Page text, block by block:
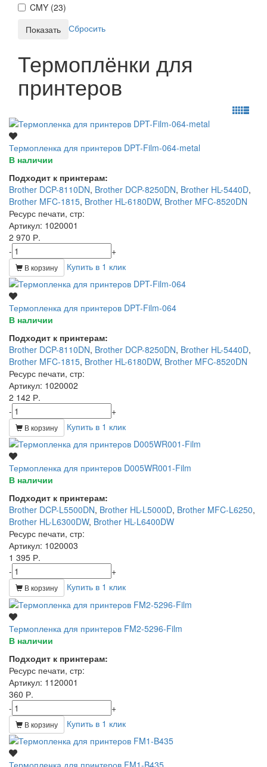
CMY (23)
Сбросить
Термоплёнки для
принтеров
Термопленка для принтеров DPT-Film-064-metal
В наличии
Подходит к принтерам:
Brother DCP-8110DN, Brother DCP-8250DN, Brother HL-5440D,
Brother MFC-1815, Brother HL-6180DW, Brother MFC-8520DN
Ресурс печати, стр:
Артикул: 1020001
2 970 Р.
-
+
В корзину Купить в 1 клик
Термопленка для принтеров DPT-Film-064
В наличии
Подходит к принтерам:
Brother DCP-8110DN, Brother DCP-8250DN, Brother HL-5440D,
Brother MFC-1815, Brother HL-6180DW, Brother MFC-8520DN
Ресурс печати, стр:
Артикул: 1020002
2 142 Р.
-
+
В корзину Купить в 1 клик
Термопленка для принтеров D005WR001-Film
В наличии
Подходит к принтерам:
Brother DCP-L5500DN, Brother HL-L5000D, Brother MFC-L6250,
Brother HL-L6300DW, Brother HL-L6400DW
Ресурс печати, стр:
Артикул: 1020003
1 395 Р.
-
+
В корзину Купить в 1 клик
Термопленка для принтеров FM2-5296-Film
В наличии
Подходит к принтерам:
Ресурс печати, стр:
Артикул: 1120001
360 Р.
-
+
В корзину Купить в 1 клик
Термопленка для принтеров FM1-B435